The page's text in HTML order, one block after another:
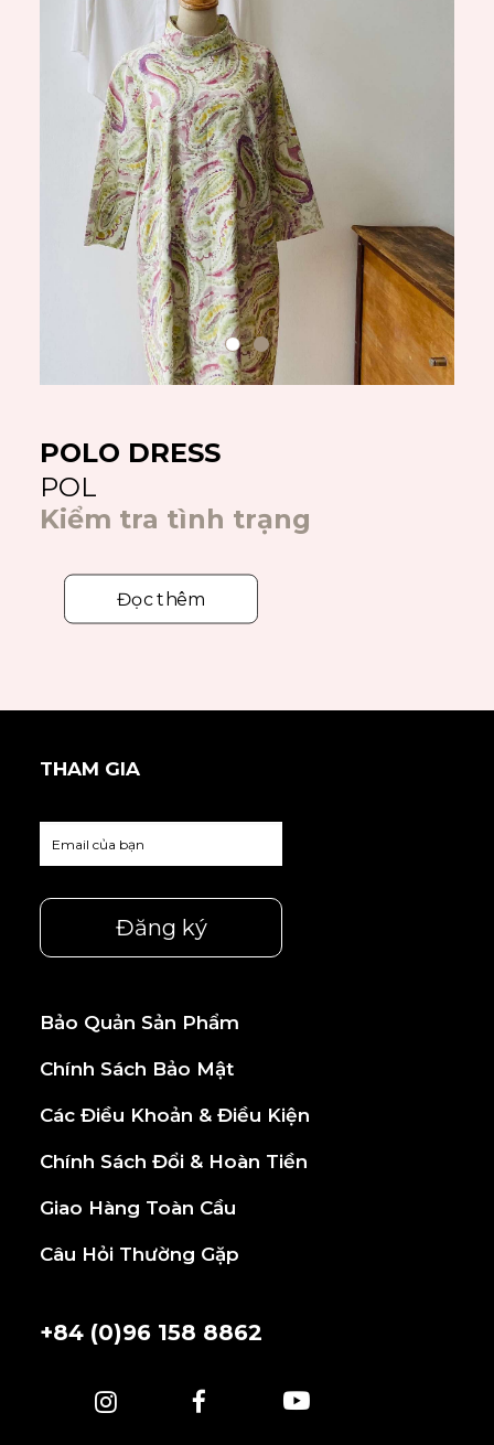
POLO DRESS
POL
Kiểm tra tình trạng
Đọc thêm
THAM GIA
Bảo Quản Sản Phẩm
Chính Sách Bảo Mật
Các Điều Khoản & Điều Kiện
Chính Sách Đổi & Hoàn Tiền
Giao Hàng Toàn Cầu
Câu Hỏi Thường Gặp
+84 (0)96 158 8862